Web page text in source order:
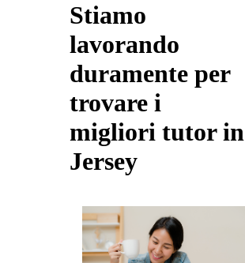
Stiamo
lavorando
duramente per
trovare i
migliori tutor in
Jersey